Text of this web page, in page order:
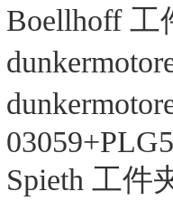
Boellhoff 工
Spieth 工件